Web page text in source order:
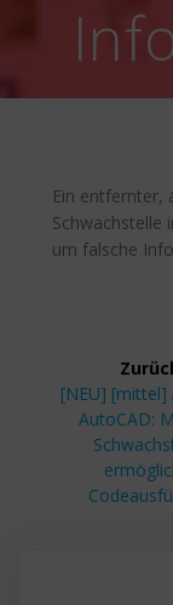
Ein entfernter,
Schwachstelle
um falsche
Vorheriger
Beitrag:
[NEU] [mittel]
AutoCAD: